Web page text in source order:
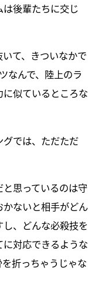
後輩たちに交じ
いて、きついなかで
なんで、陸上のラ
似ているところな
では、ただただ
と思っているのは守
ないと相手がどん
、どんな必殺技を
対応できるような
折っちゃうじゃな